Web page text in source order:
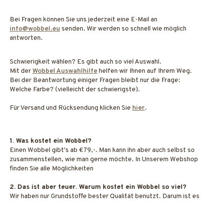
Bei Fragen können Sie uns jederzeit eine E-Mail an
info@wobbel.eu senden. Wir werden so schnell wie möglich
antworten.
Schwierigkeit wählen? Es gibt auch so viel Auswahl.
Mit derWobbel Auswahlhilfehelfen wir Ihnen auf Ihrem Weg.
Bei der Beantwortung einiger Fragen bleibt nur die Frage:
Welche Farbe? (vielleicht der schwierigste).
Für Versand und Rücksendung klicken Sie hier.
1. Was kostet ein Wobbel?
Einen Wobbel gibt's ab €79,-. Man kann ihn aber auch selbst so
zusammenstellen, wie man gerne möchte. In Unserem Webshop
finden Sie alle Möglichkeiten
2. Das ist aber teuer. Warum kostet ein Wobbel so viel?
Wir haben nur Grundstoffe bester Qualität benutzt. Darum ist es